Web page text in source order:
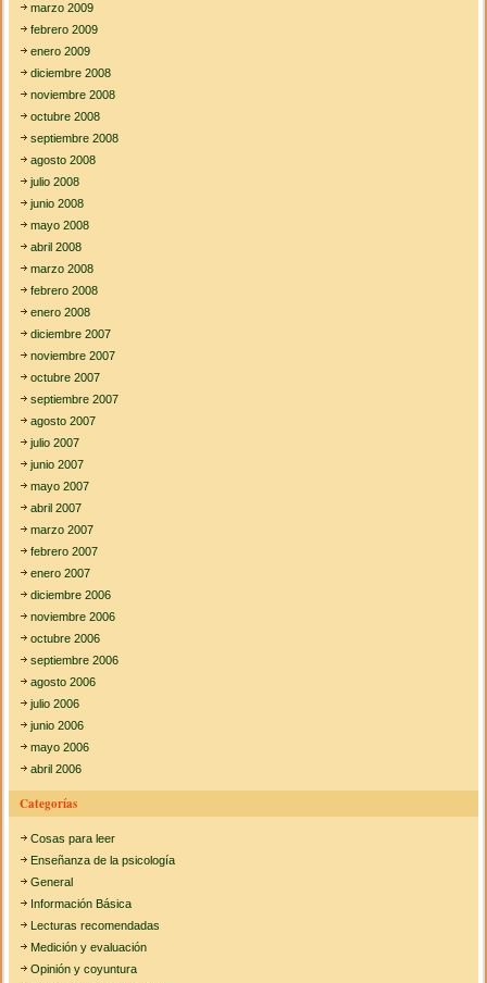
marzo 2009
febrero 2009
enero 2009
diciembre 2008
noviembre 2008
octubre 2008
septiembre 2008
agosto 2008
julio 2008
junio 2008
mayo 2008
abril 2008
marzo 2008
febrero 2008
enero 2008
diciembre 2007
noviembre 2007
octubre 2007
septiembre 2007
agosto 2007
julio 2007
junio 2007
mayo 2007
abril 2007
marzo 2007
febrero 2007
enero 2007
diciembre 2006
noviembre 2006
octubre 2006
septiembre 2006
agosto 2006
julio 2006
junio 2006
mayo 2006
abril 2006
Categorías
Cosas para leer
Enseñanza de la psicología
General
Información Básica
Lecturas recomendadas
Medición y evaluación
Opinión y coyuntura